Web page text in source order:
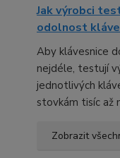
Jak výrobci
odolnost
Aby klávesnice
nejdéle, testují
jednotlivých
stovkám tisíc až
Zobrazit